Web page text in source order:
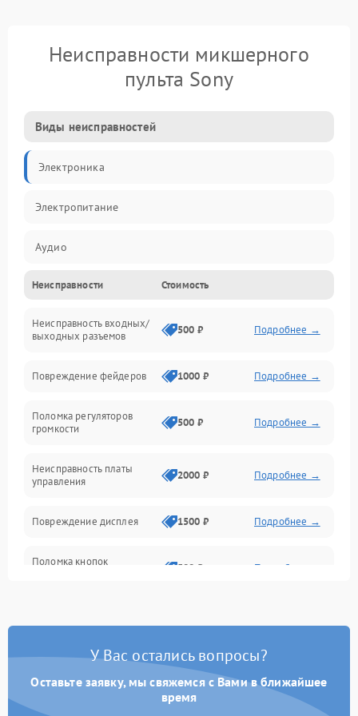
Неисправности микшерного
пульта Sony
Виды неисправностей
Электроника
Электропитание
Аудио
Механические повреждения
Механика
Электронные компоненты
Неисправности Стоимость
Неисправность входных/
выходных разъемов
500 ₽ Подробнее →
Повреждение фейдеров 1000 ₽ Подробнее →
Поломка регуляторов
громкости
500 ₽ Подробнее →
Неисправность платы
управления
2000 ₽ Подробнее →
Повреждение дисплея 1500 ₽ Подробнее →
Поломка кнопок
500 ₽ Подробнее →
питания
Повреждение проводов 500 ₽
Неисправность системы
Подробнее →
У Вас остались вопросы?
Оставьте заявку, мы свяжемся с Вами в ближайшее
время